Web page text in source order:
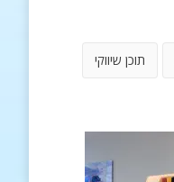
תוכן שיווקי